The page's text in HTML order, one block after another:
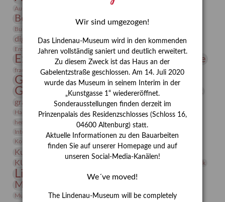
Ausstellung „Vier Winde“
Bernhard August von Lindenau
Burg Posterstein
digitallabor Entartete Kunst
Enteignung
Erdmann Julius Dietrich
Erlebnisportal estrusker Exlibris
Expressionismus Festrede Florenz Fotografie
frauen Frauen in der Antike und heute
Gerhard-Altenbourg-Preis
Gerhard Altenbourg
Gerhard Kurt Müller
grafische sammlung griechische Mythologie
Hanns-Conon von der Gabelentz Heinrich Kirchhoff Heldinnen
herman de vries Humboldt
Insekten
Integriertes Schädlingsmanagement
Jahresempfang
Kolosseum
Kunst
Kunstmuseum Kunstvermittlung Kunst von Kühl
KUNSTWAND Künstler Lehmbruck
Lindenau-Museum Marstall
Museumsgeschichte
Museumspädagogik Mäzen Napoleon Natur
Neue Remise
Wir sind umgezogen!
Das Lindenau-Museum wird in den kommenden
Jahren vollständig saniert und deutlich erweitert.
Zu diesem Zweck ist das Haus an der
Gabelentzstraße geschlossen. Am 14. Juli 2020
wurde das Museum in seinem Interim in der
„Kunstgasse 1“ wiedereröffnet.
Sonderausstellungen finden derzeit im
Prinzenpalais des Residenzschlosses (Schloss 16,
04600 Altenburg) statt.
Aktuelle Informationen zu den Bauarbeiten
finden Sie auf unserer Homepage und auf
unseren Social-Media-Kanälen!
We´ve moved!
The Lindenau-Museum will be completely